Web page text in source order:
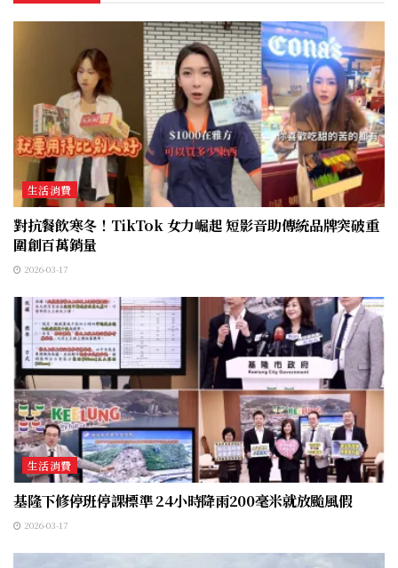
生活消費
對抗餐飲寒冬！TikTok 女力崛起 短影音助傳統品牌突破重
圍創百萬銷量
2026-03-17
生活消費
基隆下修停班停課標準 24小時降雨200毫米就放颱風假
2026-03-17